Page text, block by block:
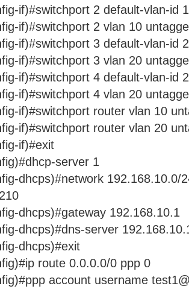
if)#switchport 2 default-vlan-id
if)#switchport 2 vlan 10
if)#switchport 3 default-vlan-id
if)#switchport 3 vlan 20
if)#switchport 4 default-vlan-id
if)#switchport 4 vlan 20
if)#switchport router vlan 10
if)#switchport router vlan 20
if)#exit
server 1
dhcps)#network 192.168.10.0/
dhcps)#gateway 192.168.10.1
dhcps)#dns-server
dhcps)#exit
route 0.0.0.0/0 ppp 0
account username